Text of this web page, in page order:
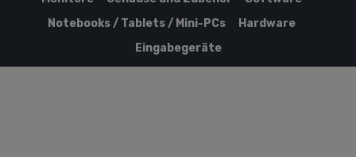
Notebooks / Tablets / Mini-PCs
Hardware
Eingabegeräte